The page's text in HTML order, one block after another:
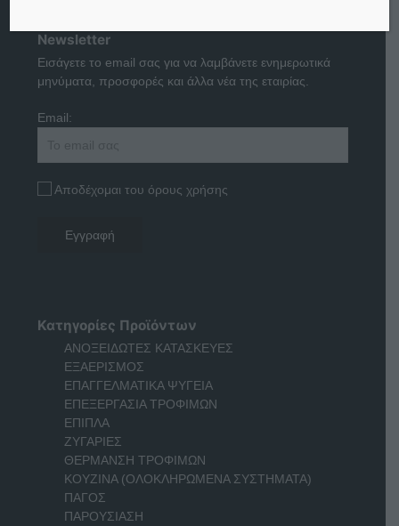
Newsletter
Εισάγετε το email σας για να λαμβάνετε ενημερωτικά
μηνύματα, προσφορές και άλλα νέα της εταιρίας.
Email:
Αποδέχομαι του όρους χρήσης
Κατηγορίες Προϊόντων
ΑΝΟΞΕΙΔΩΤΕΣ ΚΑΤΑΣΚΕΥΕΣ
ΕΞΑΕΡΙΣΜΟΣ
ΕΠΑΓΓΕΛΜΑΤΙΚΑ ΨΥΓΕΙΑ
ΕΠΕΞΕΡΓΑΣΙΑ ΤΡΟΦΙΜΩΝ
ΕΠΙΠΛΑ
ΖΥΓΑΡΙΕΣ
ΘΕΡΜΑΝΣΗ ΤΡΟΦΙΜΩΝ
ΚΟΥΖΙΝΑ (ΟΛΟΚΛΗΡΩΜΕΝΑ ΣΥΣΤΗΜΑΤΑ)
ΠΑΓΟΣ
ΠΑΡΟΥΣΙΑΣΗ